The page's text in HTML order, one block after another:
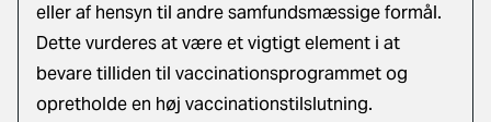
eller af hensyn til andre samfundsmæssige formål.
Dette vurderes at være et vigtigt element i at
bevare tilliden til vaccinationsprogrammet og
opretholde en høj vaccinationstilslutning.